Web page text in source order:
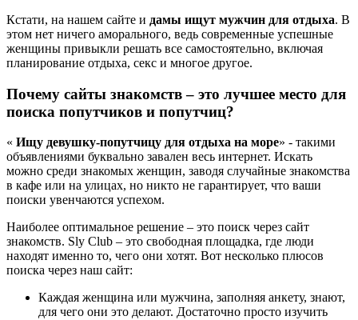
Кстати, на нашем сайте и дамы ищут мужчин для отдыха. В
этом нет ничего аморального, ведь современные успешные
женщины привыкли решать все самостоятельно, включая
планирование отдыха, секс и многое другое.
Почему сайты знакомств – это лучшее место для
поиска попутчиков и попутчиц?
« Ищу девушку-попутчицу для отдыха на море» - такими
объявлениями буквально завален весь интернет. Искать
можно среди знакомых женщин, заводя случайные знакомства
в кафе или на улицах, но никто не гарантирует, что ваши
поиски увенчаются успехом.
Наиболее оптимальное решение – это поиск через сайт
знакомств. Sly Club – это свободная площадка, где люди
находят именно то, чего они хотят. Вот несколько плюсов
поиска через наш сайт:
Каждая женщина или мужчина, заполняя анкету, знают,
для чего они это делают. Достаточно просто изучить